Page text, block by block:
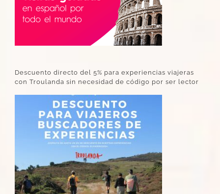
Descuento directo del 5% para experiencias viajeras
con Troulanda sin necesidad de código por ser lector